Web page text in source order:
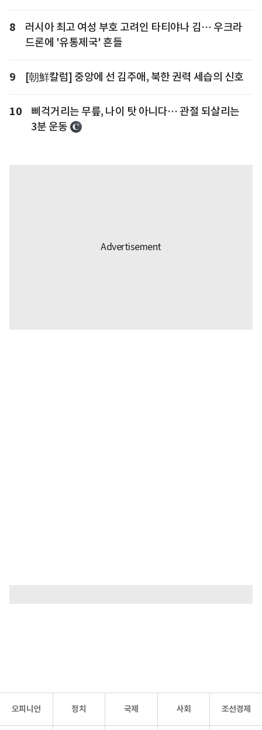
8
러시아 최고 여성 부호 고려인 타티야나 김… 우크라
드론에 '유통제국' 흔들
9 [朝鮮칼럼] 중앙에 선 김주애, 북한 권력 세습의 신호
10
삐걱거리는 무릎, 나이 탓 아니다… 관절 되살리는
3분 운동
오피니언 정치 국제 사회 조선경제